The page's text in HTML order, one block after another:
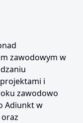
zawodowym w
i
zawodowo
Adiunkt w